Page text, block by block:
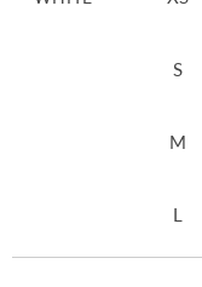
S
M
L